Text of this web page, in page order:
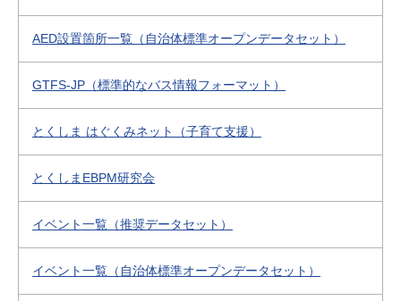
AED設置箇所一覧（自治体標準オープンデータセット）
GTFS-JP（標準的なバス情報フォーマット）
とくしま はぐくみネット（子育て支援）
とくしまEBPM研究会
イベント一覧（推奨データセット）
イベント一覧（自治体標準オープンデータセット）